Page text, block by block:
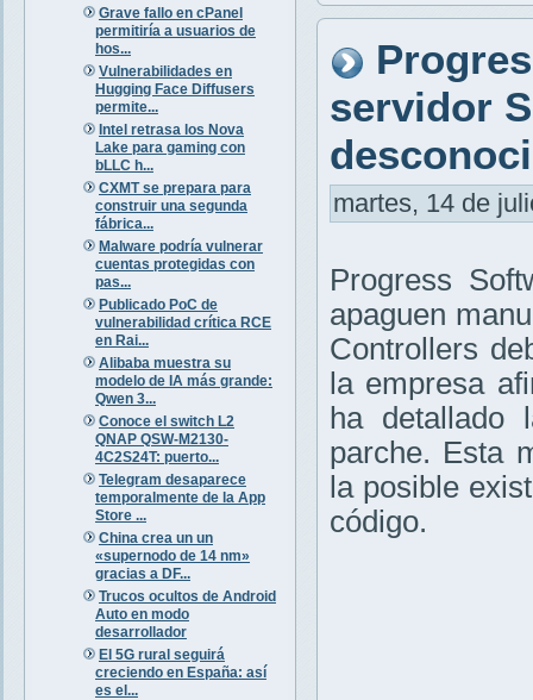
Grave fallo en cPanel
permitiría a usuarios de
hos...
Vulnerabilidades en
Hugging Face Diffusers
permite...
Intel retrasa los Nova
Lake para gaming con
bLLC h...
CXMT se prepara para
construir una segunda
fábrica...
Malware podría vulnerar
cuentas protegidas con
pas...
Publicado PoC de
vulnerabilidad crítica RCE
en Rai...
Alibaba muestra su
modelo de IA más grande:
Qwen 3...
Conoce el switch L2
QNAP QSW-M2130-
4C2S24T: puerto...
Telegram desaparece
temporalmente de la App
Store ...
China crea un un
«supernodo de 14 nm»
gracias a DF...
Trucos ocultos de Android
Auto en modo
desarrollador
El 5G rural seguirá
creciendo en España: así
es el...
servidor
martes, 14 de
Progress
apaguen
Controllers
la empresa
ha detallado
parche. Esta
la posible
código.